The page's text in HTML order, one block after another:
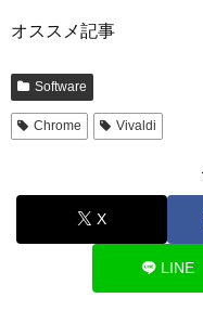
オススメ記事
Software
Chrome Vivaldi
X
LINE